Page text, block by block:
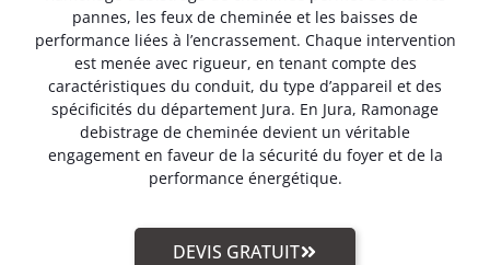
pannes, les feux de cheminée et les baisses de
performance liées à l’encrassement. Chaque intervention
est menée avec rigueur, en tenant compte des
caractéristiques du conduit, du type d’appareil et des
spécificités du département Jura. En Jura, Ramonage
debistrage de cheminée devient un véritable
engagement en faveur de la sécurité du foyer et de la
performance énergétique.
DEVIS GRATUIT